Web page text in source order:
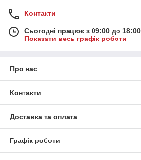
Контакти
Сьогодні працює з 09:00 до 18:00
Показати весь графік роботи
Про нас
Контакти
Доставка та оплата
Графік роботи